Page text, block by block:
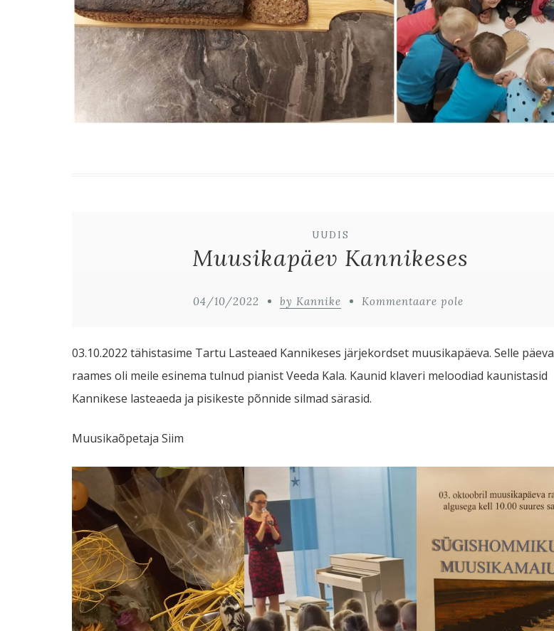
UUDIS
Muusikapäev Kannikeses
04/10/2022 by Kannike Kommentaare pole
03.10.2022 tähistasime Tartu Lasteaed Kannikeses järjekordset muusikapäeva. Selle päeva
raames oli meile esinema tulnud pianist Veeda Kala. Kaunid klaveri meloodiad kaunistasid
Kannikese lasteaeda ja pisikeste põnnide silmad särasid.
Muusikaõpetaja Siim